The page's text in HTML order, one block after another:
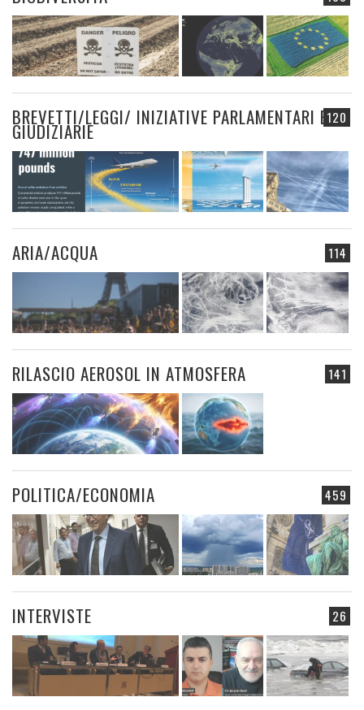
120
BREVETTI/LEGGI/ INIZIATIVE PARLAMENTARI E
GIUDIZIARIE
114
ARIA/ACQUA
141
RILASCIO AEROSOL IN ATMOSFERA
459
POLITICA/ECONOMIA
26
INTERVISTE